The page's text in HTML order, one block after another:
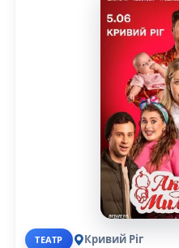
ТЕАТР Кривий Ріг